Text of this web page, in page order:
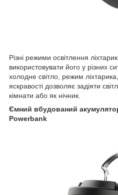
Різні режими освітлення
використовувати його у різних
холодне світло, режим
яскравості дозволяє задіяти
кімнати або як нічник.
Ємний вбудований
Powerbank